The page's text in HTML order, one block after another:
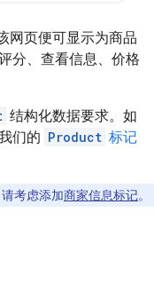
网页便可显示为商品
分、查看信息、价格
结构化数据要求。如
们的 Product 标记
考虑添加商家信息标记。